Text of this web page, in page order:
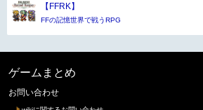
【FFRK】
FFの記憶世界で戦うRPG
ゲームまとめ
お問い合わせ